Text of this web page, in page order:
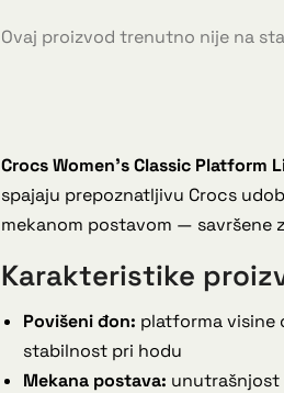
Ovaj proizvod trenutno nije na
Crocs Women’s Classic Platform
spajaju prepoznatljivu Crocs
mekanom postavom — savršene
Karakteristike
Povišeni đon: platforma visine
stabilnost pri hodu
Mekana postava: unutrašnjost